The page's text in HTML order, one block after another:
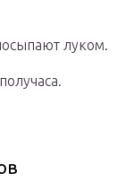
луком.